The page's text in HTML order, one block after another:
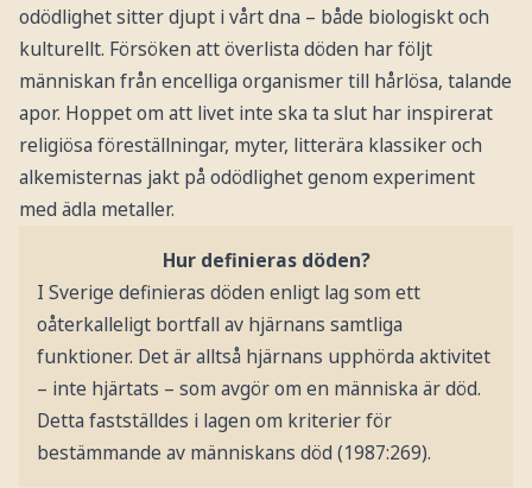
odödlighet sitter djupt i vårt dna – både biologiskt och
kulturellt. Försöken att överlista döden har följt
människan från encelliga organismer till hårlösa, talande
apor. Hoppet om att livet inte ska ta slut har inspirerat
religiösa föreställningar, myter, litterära klassiker och
alkemisternas jakt på odödlighet genom experiment
med ädla metaller.
Hur definieras döden?
I Sverige definieras döden enligt lag som ett
oåterkalleligt bortfall av hjärnans samtliga
funktioner. Det är alltså hjärnans upphörda aktivitet
– inte hjärtats – som avgör om en människa är död.
Detta fastställdes i lagen om kriterier för
bestämmande av människans död (1987:269).